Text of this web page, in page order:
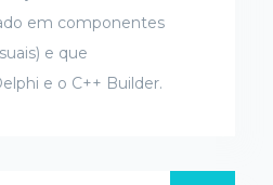
em componentes
e que
e o C++ Builder.